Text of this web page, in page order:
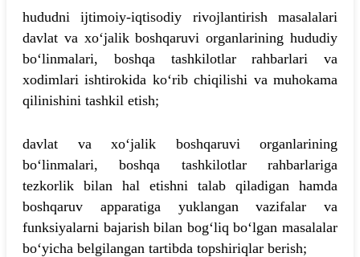
hududni ijtimoiy-iqtisodiy rivojlantirish masalalari
davlat va xo‘jalik boshqaruvi organlarining hududiy
bo‘linmalari, boshqa tashkilotlar rahbarlari va
xodimlari ishtirokida ko‘rib chiqilishi va muhokama
qilinishini tashkil etish;
davlat va xo‘jalik boshqaruvi organlarining
bo‘linmalari, boshqa tashkilotlar rahbarlariga
tezkorlik bilan hal etishni talab qiladigan hamda
boshqaruv apparatiga yuklangan vazifalar va
funksiyalarni bajarish bilan bog‘liq bo‘lgan masalalar
bo‘yicha belgilangan tartibda topshiriqlar berish;